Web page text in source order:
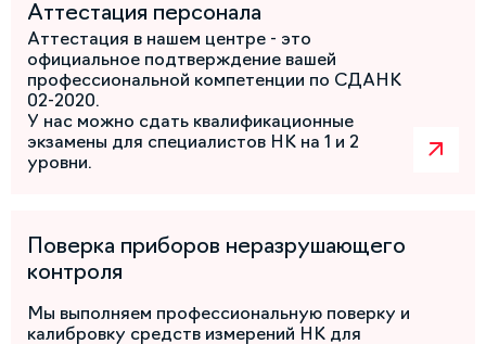
Аттестация персонала
Аттестация в нашем центре - это
официальное подтверждение вашей
профессиональной компетенции по СДАНК
02-2020.
У нас можно сдать квалификационные
экзамены для специалистов НК на 1 и 2
уровни.
Поверка приборов неразрушающего
контроля
Мы выполняем профессиональную поверку и
калибровку средств измерений НК для